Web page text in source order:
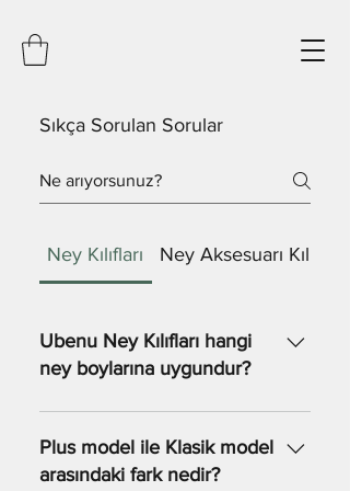
Sıkça Sorulan Sorular
Ney Kılıfları Ney Aksesuarı Kılıfları
Ubenu Ney Kılıfları hangi
ney boylarına uygundur?
Ubenu ney kılıfları, her ney boyuna
özel olarak üretilmiştir. S, M, L, XL
ve XXL beden seçenekleri ile tüm
Plus model ile Klasik model
arasındaki fark nedir?